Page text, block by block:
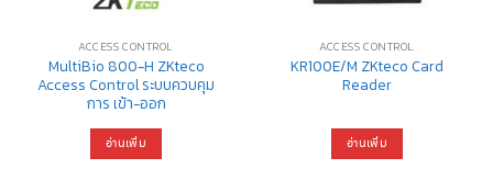
ACCESS CONTROL
MultiBio 800-H ZKteco
Access Control ระบบควบคุม
การ เข้า-ออก
อ่านเพิ่ม
ACCESS CONTROL
KR100E/M ZKteco Card
Reader
อ่านเพิ่ม